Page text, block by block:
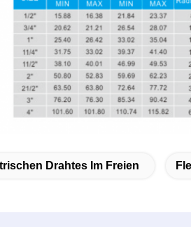
Drahtes Im Freien